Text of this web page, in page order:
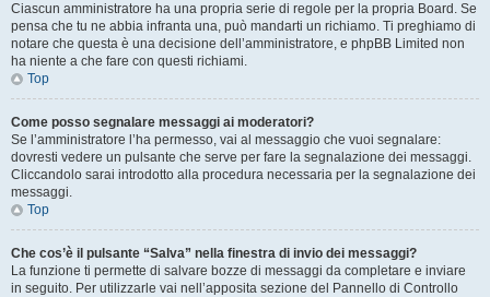
Ciascun amministratore ha una propria serie di regole per la propria Board. Se
pensa che tu ne abbia infranta una, può mandarti un richiamo. Ti preghiamo di
notare che questa è una decisione dell’amministratore, e phpBB Limited non
ha niente a che fare con questi richiami.
Top
Come posso segnalare messaggi ai moderatori?
Se l’amministratore l’ha permesso, vai al messaggio che vuoi segnalare:
dovresti vedere un pulsante che serve per fare la segnalazione dei messaggi.
Cliccandolo sarai introdotto alla procedura necessaria per la segnalazione dei
messaggi.
Top
Che cos’è il pulsante “Salva” nella finestra di invio dei messaggi?
La funzione ti permette di salvare bozze di messaggi da completare e inviare
in seguito. Per utilizzarle vai nell’apposita sezione del Pannello di Controllo